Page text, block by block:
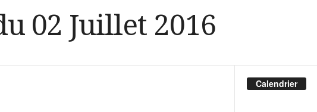
02 Juillet 2016
Calendrier